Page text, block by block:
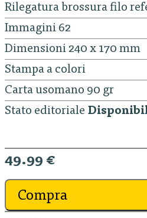
Rilegatura brossura filo
Immagini 62
Dimensioni 240 x 170 mm
Stampa a colori
Carta usomano 90 gr
Stato editoriale
49.99 €
Compra